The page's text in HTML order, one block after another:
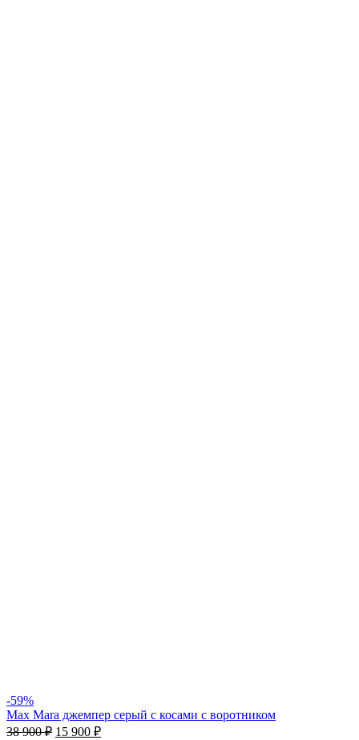
-59%
Max Mara джемпер серый с косами с воротником
38 900₽ 15 900 ₽